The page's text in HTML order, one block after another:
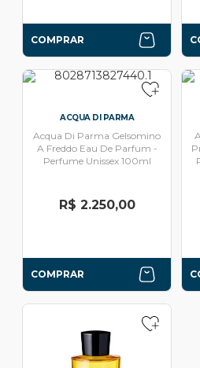
COMPRAR
ACQUA DI PARMA
Acqua Di Parma Gelsomino
A Freddo Eau De Parfum -
Perfume Unissex 100ml
R$ 2.250,00
COMPRAR